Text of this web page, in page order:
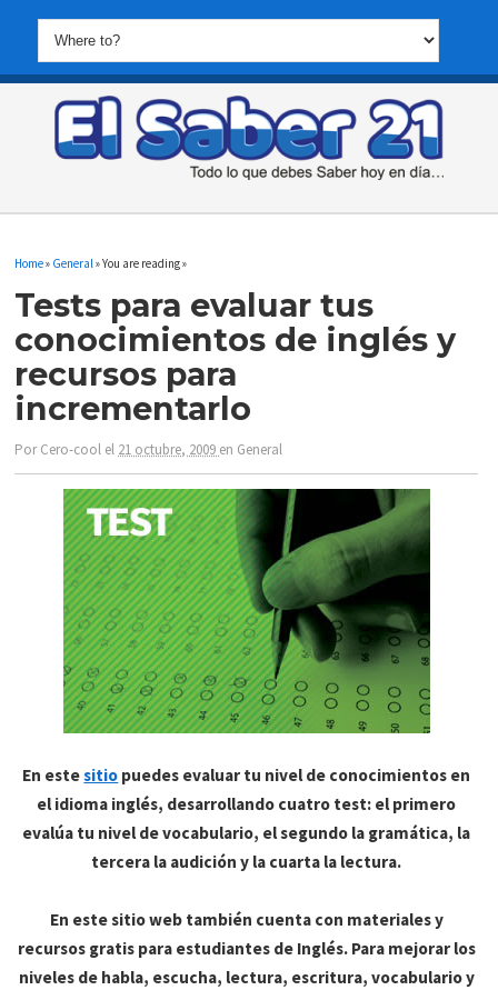
Home» General » You are reading »
Tests para evaluar tus
conocimientos de inglés y
recursos para
incrementarlo
PorCero-cool el 21 octubre, 2009 en General
En estesitio puedes evaluar tu nivel de conocimientos en
el idioma inglés, desarrollando cuatro test: el primero
evalúa tu nivel de vocabulario, el segundo la gramática, la
tercera la audición y la cuarta la lectura.
En este sitio web también cuenta con materiales y
recursos gratis para estudiantes de Inglés. Para mejorar los
niveles de habla, escucha, lectura, escritura, vocabulario y